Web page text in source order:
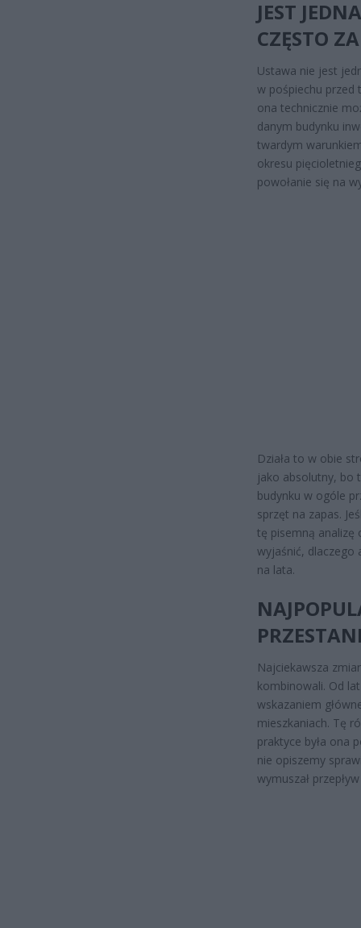
JEST
CZĘSTO
Ustawa nie jest
w pośpiechu przed
ona technicznie
danym budynku
twardym
okresu
powołanie się na
Działa to w obie
jako absolutny, bo
budynku w ogóle
sprzęt na zapas.
tę pisemną analizę
wyjaśnić, dlaczego
na lata.
Najciekawsza
kombinowali. Od
wskazaniem
mieszkaniach. Tę
praktyce była ona
nie opiszemy
wymuszał